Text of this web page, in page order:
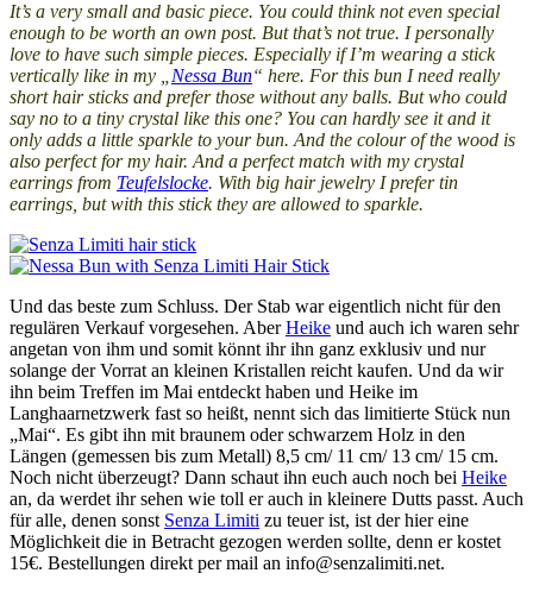
It’s a very small and basic piece. You could think not even special
enough to be worth an own post. But that’s not true. I personally
love to have such simple pieces. Especially if I’m wearing a stick
vertically like in my „Nessa Bun“ here. For this bun I need really
short hair sticks and prefer those without any balls. But who could
say no to a tiny crystal like this one? You can hardly see it and it
only adds a little sparkle to your bun. And the colour of the wood is
also perfect for my hair. And a perfect match with my crystal
earrings from Teufelslocke. With big hair jewelry I prefer tin
earrings, but with this stick they are allowed to sparkle.
Und das beste zum Schluss. Der Stab war eigentlich nicht für den
regulären Verkauf vorgesehen. AberHeike und auch ich waren sehr
angetan von ihm und somit könnt ihr ihn ganz exklusiv und nur
solange der Vorrat an kleinen Kristallen reicht kaufen. Und da wir
ihn beim Treffen im Mai entdeckt haben und Heike im
Langhaarnetzwerk fast so heißt, nennt sich das limitierte Stück nun
„Mai“. Es gibt ihn mit braunem oder schwarzem Holz in den
Längen (gemessen bis zum Metall) 8,5 cm/ 11 cm/ 13 cm/ 15 cm.
Noch nicht überzeugt? Dann schaut ihn euch auch noch bei Heike
an, da werdet ihr sehen wie toll er auch in kleinere Dutts passt. Auch
für alle, denen sonst Senza Limiti zu teuer ist, ist der hier eine
Möglichkeit die in Betracht gezogen werden sollte, denn er kostet
15€. Bestellungen direkt per mail an info@senzalimiti.net.